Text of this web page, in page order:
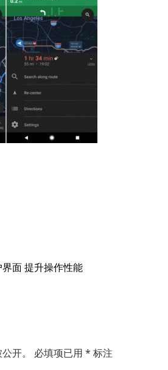
面 提升操作性能
开。 必填项已用 * 标注